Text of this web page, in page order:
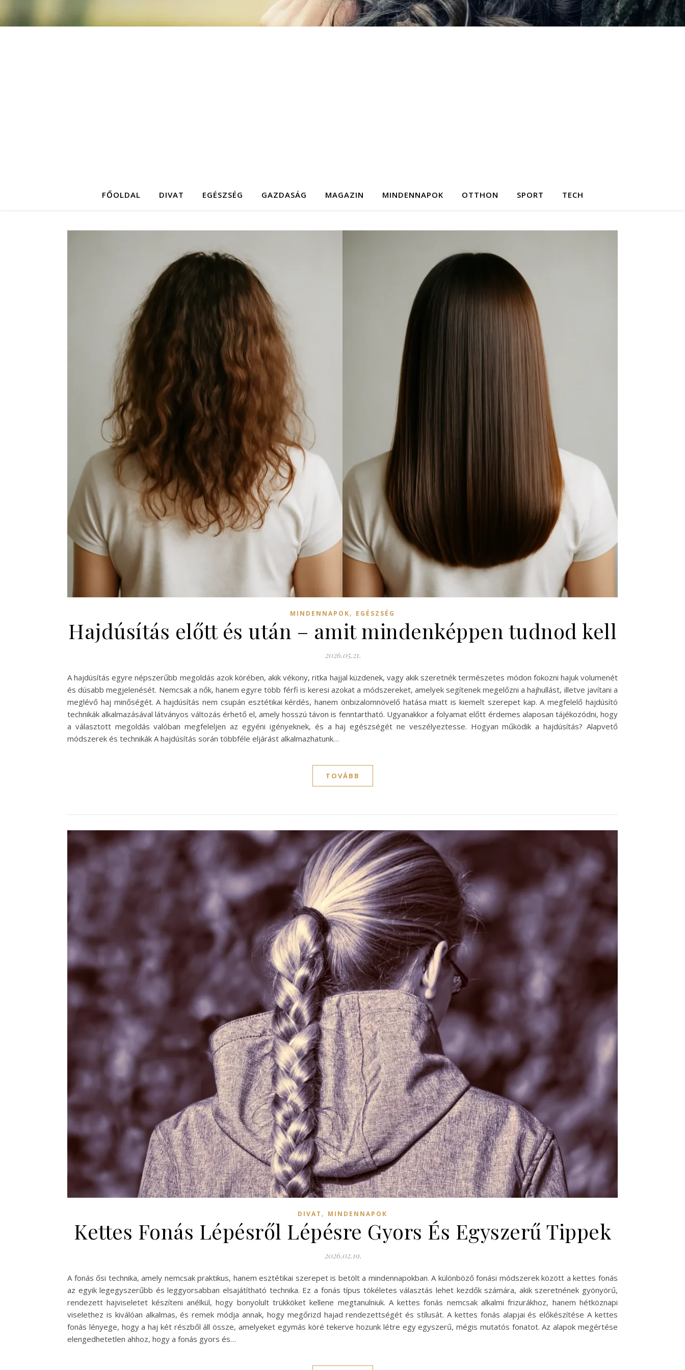
FŐOLDAL DIVAT EGÉSZSÉG GAZDASÁG MAGAZIN MINDENNAPOK OTTHON SPORT TECH
MINDENNAPOK, EGÉSZSÉG
Hajdúsítás előtt és után – amit mindenképpen tudnod kell
2026.05.21.
A hajdúsítás egyre népszerűbb megoldás azok körében, akik vékony, ritka hajjal küzdenek, vagy akik szeretnék természetes módon fokozni hajuk volumenét
és dúsabb megjelenését. Nemcsak a nők, hanem egyre több férfi is keresi azokat a módszereket, amelyek segítenek megelőzni a hajhullást, illetve javítani a
meglévő haj minőségét. A hajdúsítás nem csupán esztétikai kérdés, hanem önbizalomnövelő hatása miatt is kiemelt szerepet kap. A megfelelő hajdúsító
technikák alkalmazásával látványos változás érhető el, amely hosszú távon is fenntartható. Ugyanakkor a folyamat előtt érdemes alaposan tájékozódni, hogy
a választott megoldás valóban megfeleljen az egyéni igényeknek, és a haj egészségét ne veszélyeztesse. Hogyan működik a hajdúsítás? Alapvető
módszerek és technikák A hajdúsítás során többféle eljárást alkalmazhatunk…
TOVÁBB
DIVAT , MINDENNAPOK
Kettes Fonás Lépésről Lépésre Gyors És Egyszerű Tippek
2026.02.19.
A fonás ősi technika, amely nemcsak praktikus, hanem esztétikai szerepet is betölt a mindennapokban. A különböző fonási módszerek között a kettes fonás
az egyik legegyszerűbb és leggyorsabban elsajátítható technika. Ez a fonás típus tökéletes választás lehet kezdők számára, akik szeretnének gyönyörű,
rendezett hajviseletet készíteni anélkül, hogy bonyolult trükköket kellene megtanulniuk. A kettes fonás nemcsak alkalmi frizurákhoz, hanem hétköznapi
viselethez is kiválóan alkalmas, és remek módja annak, hogy megőrizd hajad rendezettségét és stílusát. A kettes fonás alapjai és előkészítése A kettes
fonás lényege, hogy a haj két részből áll össze, amelyeket egymás köré tekerve hozunk létre egy egyszerű, mégis mutatós fonatot. Az alapok megértése
elengedhetetlen ahhoz, hogy a fonás gyors és…